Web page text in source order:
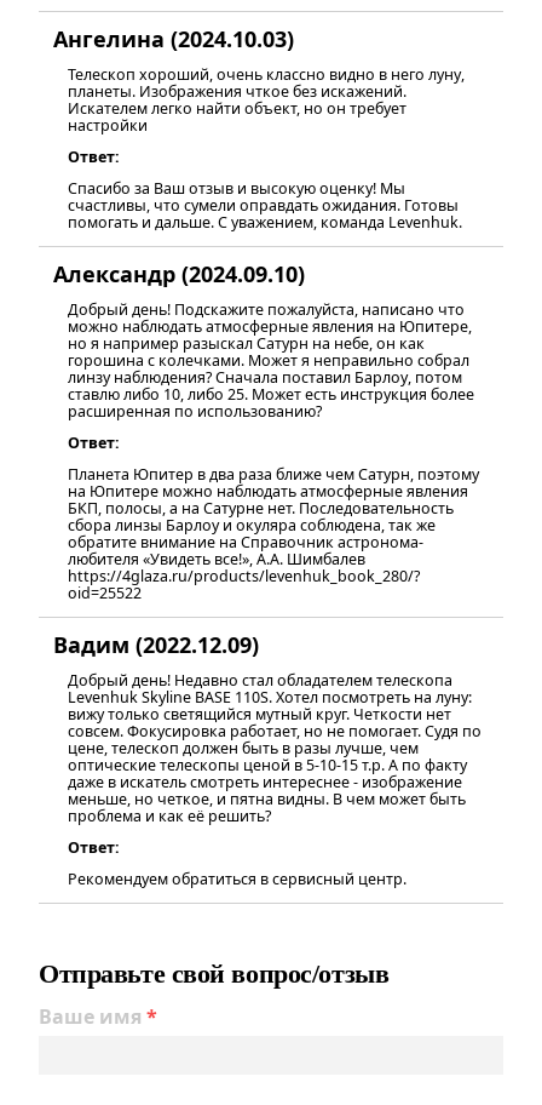
Ангелина (2024.10.03)
Телескоп хороший, очень классно видно в него луну,
планеты. Изображения чткое без искажений.
Искателем легко найти объект, но он требует
настройки
Ответ:
Спасибо за Ваш отзыв и высокую оценку! Мы
счастливы, что сумели оправдать ожидания. Готовы
помогать и дальше. С уважением, команда Levenhuk.
Александр (2024.09.10)
Добрый день! Подскажите пожалуйста, написано что
можно наблюдать атмосферные явления на Юпитере,
но я например разыскал Сатурн на небе, он как
горошина с колечками. Может я неправильно собрал
линзу наблюдения? Сначала поставил Барлоу, потом
ставлю либо 10, либо 25. Может есть инструкция более
расширенная по использованию?
Ответ:
Планета Юпитер в два раза ближе чем Сатурн, поэтому
на Юпитере можно наблюдать атмосферные явления
БКП, полосы, а на Сатурне нет. Последовательность
сбора линзы Барлоу и окуляра соблюдена, так же
обратите внимание на Справочник астронома-
любителя «Увидеть все!», А.А. Шимбалев
https://4glaza.ru/products/levenhuk_book_280/?
oid=25522
Вадим (2022.12.09)
Добрый день! Недавно стал обладателем телескопа
Levenhuk Skyline BASE 110S. Хотел посмотреть на луну:
вижу только светящийся мутный круг. Четкости нет
совсем. Фокусировка работает, но не помогает. Судя по
цене, телескоп должен быть в разы лучше, чем
оптические телескопы ценой в 5-10-15 т.р. А по факту
даже в искатель смотреть интереснее - изображение
меньше, но четкое, и пятна видны. В чем может быть
проблема и как её решить?
Ответ:
Рекомендуем обратиться в сервисный центр.
Отправьте свой вопрос/отзыв
Ваше имя *